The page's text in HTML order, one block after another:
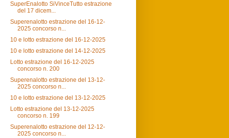
SuperEnalotto SiVinceTutto estrazione
del 17 dicem...
Superenalotto estrazione del 16-12-
2025 concorso n...
10 e lotto estrazione del 16-12-2025
10 e lotto estrazione del 14-12-2025
Lotto estrazione del 16-12-2025
concorso n. 200
Superenalotto estrazione del 13-12-
2025 concorso n...
10 e lotto estrazione del 13-12-2025
Lotto estrazione del 13-12-2025
concorso n. 199
Superenalotto estrazione del 12-12-
2025 concorso n...